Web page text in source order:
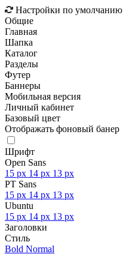
Настройки по умолчанию
Общие
Главная
Шапка
Каталог
Разделы
Футер
Баннеры
Мобильная версия
Личный кабинет
Базовый цвет
Отображать фоновый банер
Шрифт
Open Sans
15 px 14 px 13 px
PT Sans
15 px 14 px 13 px
Ubuntu
15 px 14 px 13 px
Заголовки
Стиль
Bold Normal